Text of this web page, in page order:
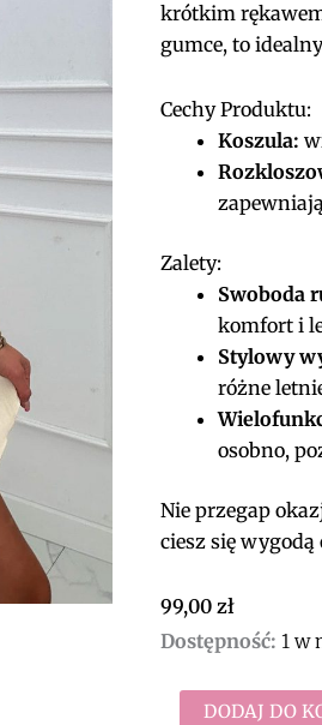
krótkim
gumce, to
Cechy Produktu:
Koszula:
Zalety:
Swoboda
komfort i
Stylowy
różne
osobno,
Nie przegap
ciesz się
99,00 zł
Dostępność: 1 w
ilość
Komplet
koszulaDODAJ DO